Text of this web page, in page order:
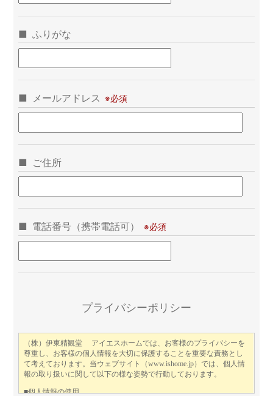
ふりがな
メールアドレス
ご住所
電話番号（携帯電話可）
プライバシーポリシー